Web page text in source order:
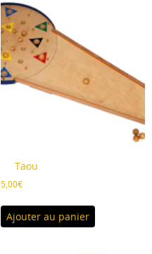
Taou
5,00€
Ajouter au panier